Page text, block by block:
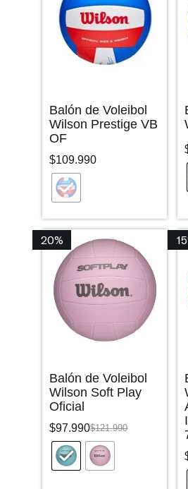
Balón de Voleibol
Wilson Prestige VB
OF
$109.990
20%
Balón de Voleibol
Wilson Soft Play
Oficial
$121.990
$97.990